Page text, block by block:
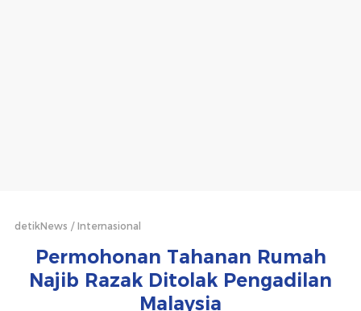
detikNews Internasional
Permohonan Tahanan Rumah
Najib Razak Ditolak Pengadilan
Malaysia